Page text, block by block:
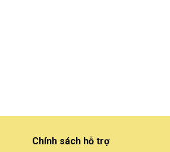
Chính sách hỗ trợ